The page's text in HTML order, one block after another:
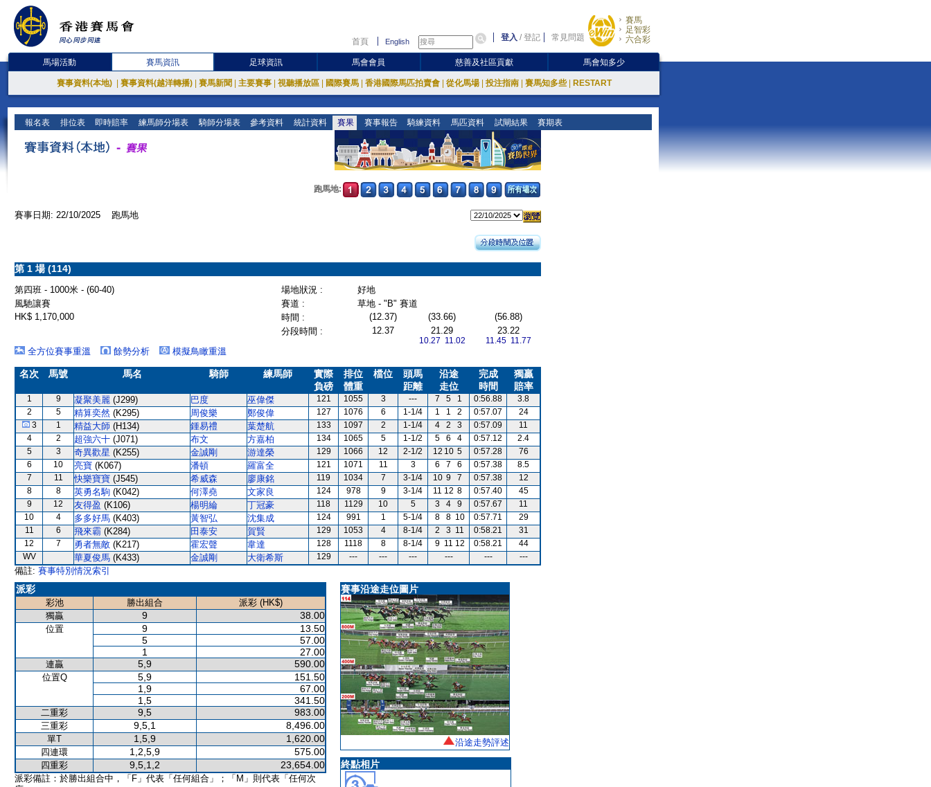
首頁 English 登入 /登記 常見問題
賽馬
足智彩
六合彩
馬場活動 賽馬資訊 足球資訊 馬會會員 慈善及社區貢獻 馬會知多少
賽事資料(本地) 賽事資料(越洋轉播) 賽馬新聞 主要賽事 視聽播放區 國際賽馬 香港國際馬匹拍賣會 從化馬場 投注指南 賽馬知多些 RESTART
報名表 排位表 即時賠率 練馬師分場表 騎師分場表 參考資料 統計資料 賽果 賽事報告 騎練資料 馬匹資料 試閘結果 賽期表
跑馬地:
賽事日期: 22/10/2025 跑馬地
第 1 場 (114)
第四班 - 1000米 - (60-40) 場地狀況 :
好地
風馳讓賽
賽道 :
草地 - "B" 賽道
HK$ 1,170,000
時間 : (12.37) (33.66)
(56.88)
分段時間 :
12.37 21.29
10.27 11.02
23.22
11.45 11.77
全方位賽事重溫 餘勢分析 模擬鳥瞰重溫
名次 馬號 馬名 騎師 練馬師
實際
負磅
排位
體重
檔位
頭馬
距離
沿途
走位
完成
時間
獨贏
賠率
1 9 凝聚美麗 (J299) 巴度 巫偉傑 121 1055 3 --- 7 5 1 0:56.88
3.8
2
5 精算奕然 (K295) 周俊樂 鄭俊偉 127 1076 6 1-1/4 1 1 2 0:57.07
24
3
1 精益大師 (H134) 鍾易禮 葉楚航 133 1097 2 1-1/4 4 2 3 0:57.09
11
4
2 超強六十 (J071) 布文 方嘉柏 134 1065 5 1-1/2 5 6 4 0:57.12
2.4
5
3 奇異歡星 (K255) 金誠剛 游達榮 129 1066 12 2-1/2 12 10 5 0:57.28
76
6
10 亮寶 (K067) 潘頓 羅富全 121 1071 11 3 6 7 6 0:57.38
8.5
7
11 快樂寶寶 (J545) 希威森 廖康銘 119 1034 7 3-1/4 10 9 7 0:57.38
12
8
8 英勇名駒 (K042) 何澤堯 文家良 124 978 9 3-1/4 11 12 8 0:57.40
45
9
12 友得盈 (K106) 楊明綸 丁冠豪 118 1129 10 5 3 4 9 0:57.67
11
10
4 多多好馬 (K403) 黃智弘 沈集成 124 991 1 5-1/4 8 8 10 0:57.71
29
11
6 飛來霸 (K284) 田泰安 賀賢 129 1053 4 8-1/4 2 3 11 0:58.21
31
12
7 勇者無敵 (K217) 霍宏聲 韋達 128 1118 8 8-1/4 9 11 12 0:58.21
44
WV
華夏俊馬 (K433) 金誠剛 大衛希斯 129 --- --- --- --- --- ---
備註: 賽事特別情況索引
派彩
彩池 勝出組合
派彩 (HK$)
獨贏
9 38.00
位置 9
13.50
5
57.00
1
27.00
連贏 5,9 590.00
位置Q 5,9
151.50
1,9
67.00
1,5
341.50
二重彩 9,5 983.00
三重彩 9,5,1 8,496.00
單T 1,5,9 1,620.00
四連環 1,2,5,9 575.00
四重彩 9,5,1,2 23,654.00
派彩備註：於勝出組合中，「F」代表「任何組合」；「M」則代表「任何次
賽事沿途走位圖片
沿途走勢評述
終點相片